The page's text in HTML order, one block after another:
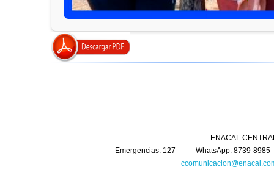
ENACAL CENTRAL Km. 5
Emergencias: 127 WhatsApp: 8739-